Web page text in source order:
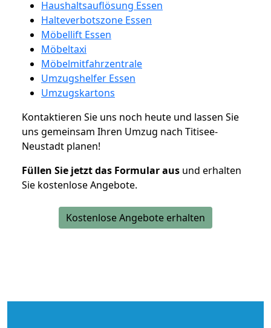
Haushaltsauflösung Essen
Halteverbotszone Essen
Möbellift Essen
Möbeltaxi
Möbelmitfahrzentrale
Umzugshelfer Essen
Umzugskartons
Kontaktieren Sie uns noch heute und lassen Sie
uns gemeinsam Ihren Umzug nach Titisee-
Neustadt planen!
Füllen Sie jetzt das Formular aus und erhalten
Sie kostenlose Angebote.
Kostenlose Angebote erhalten